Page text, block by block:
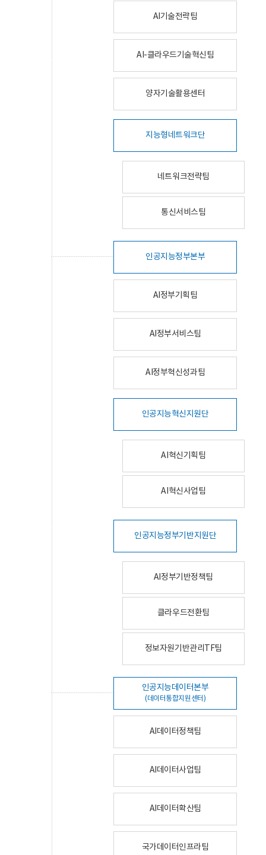
AI기술전략팀
AI-클라우드기술혁신팀
양자기술활용센터
지능형네트워크단
네트워크전략팀
통신서비스팀
인공지능정부본부
AI정부기획팀
AI정부서비스팀
AI정부혁신성과팀
인공지능혁신지원단
AI혁신기획팀
AI혁신사업팀
인공지능정부기반지원단
AI정부기반정책팀
클라우드전환팀
정보자원기반관리TF팀
인공지능데이터본부
(데이터통합지원센터)
AI데이터정책팀
AI데이터사업팀
AI데이터확산팀
국가데이터인프라팀